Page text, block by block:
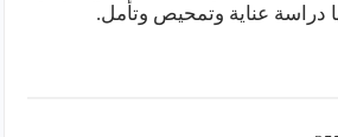
دراسة عناية وتمحيص وتأمل.